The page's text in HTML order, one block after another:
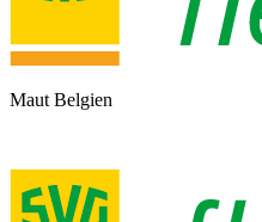
Maut Belgien